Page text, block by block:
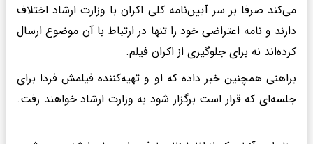
می‌کند صرفا بر سر آیین‌نامه کلی اکران با وزارت ارشاد اختلاف
دارند و نامه اعتراضی خود را تنها در ارتباط با آن موضوع ارسال
کرده‌اند نه برای جلوگیری از اکران فیلم.
براهنی همچنین خبر داده که او و تهیه‌کننده فیلمش فردا برای
جلسه‌ای که قرار است برگزار شود به وزارت ارشاد خواهند رفت.